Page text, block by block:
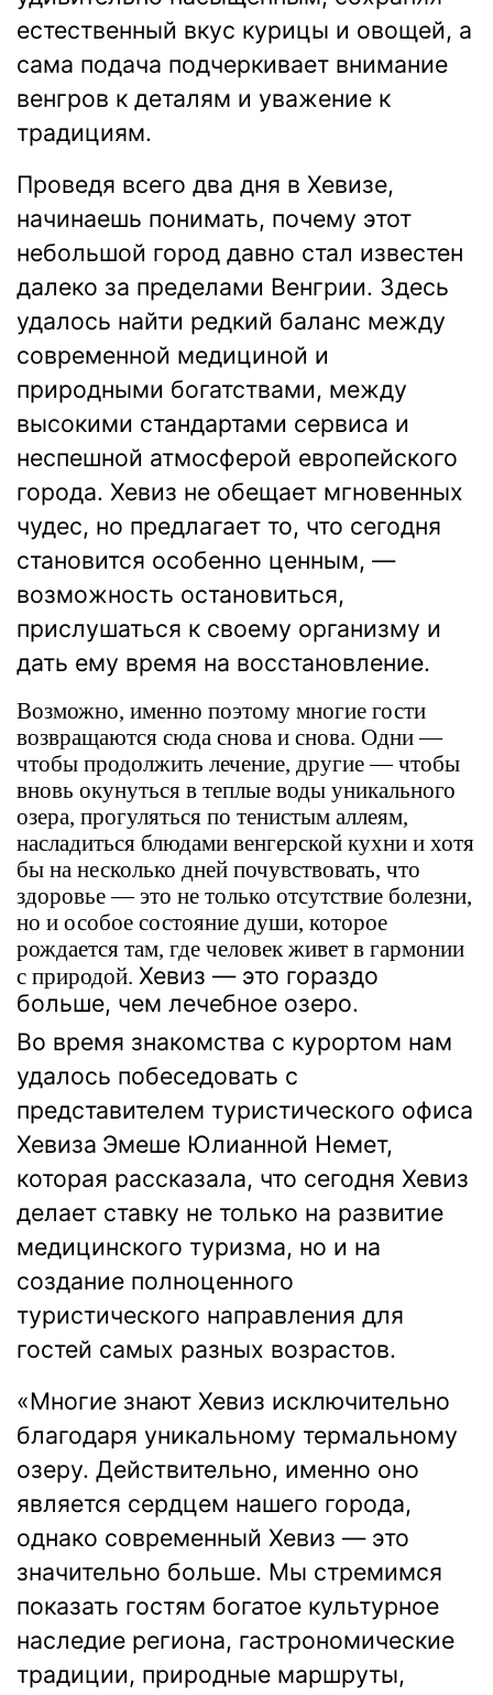
естественный вкус курицы и овощей, а
сама подача подчеркивает внимание
венгров к деталям и уважение к
традициям.
Проведя всего два дня в Хевизе,
начинаешь понимать, почему этот
небольшой город давно стал известен
далеко за пределами Венгрии. Здесь
удалось найти редкий баланс между
современной медициной и
природными богатствами, между
высокими стандартами сервиса и
неспешной атмосферой европейского
города. Хевиз не обещает мгновенных
чудес, но предлагает то, что сегодня
становится особенно ценным, —
возможность остановиться,
прислушаться к своему организму и
дать ему время на восстановление.
Возможно, именно поэтому многие гости
возвращаются сюда снова и снова. Одни —
чтобы продолжить лечение, другие — чтобы
вновь окунуться в теплые воды уникального
озера, прогуляться по тенистым аллеям,
насладиться блюдами венгерской кухни и хотя
бы на несколько дней почувствовать, что
здоровье — это не только отсутствие болезни,
но и особое состояние души, которое
рождается там, где человек живет в гармонии
с природой. Хевиз — это гораздо
больше, чем лечебное озеро.
Во время знакомства с курортом нам
удалось побеседовать с
представителем туристического офиса
Хевиза Эмеше Юлианной Немет,
которая рассказала, что сегодня Хевиз
делает ставку не только на развитие
медицинского туризма, но и на
создание полноценного
туристического направления для
гостей самых разных возрастов.
«Многие знают Хевиз исключительно
благодаря уникальному термальному
озеру. Действительно, именно оно
является сердцем нашего города,
однако современный Хевиз — это
значительно больше. Мы стремимся
показать гостям богатое культурное
наследие региона, гастрономические
традиции, природные маршруты,